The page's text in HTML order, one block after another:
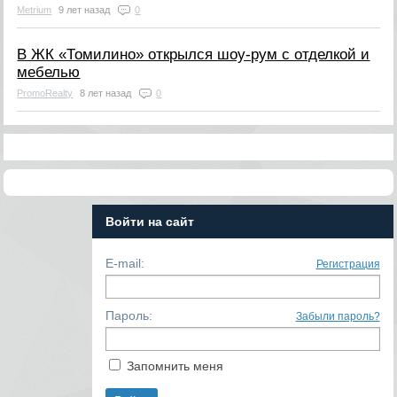
Metrium 9 лет назад 0
В ЖК «Томилино» открылся шоу-рум с отделкой и
мебелью
PromoRealty 8 лет назад 0
Войти на сайт
E-mail: Регистрация
Пароль: Забыли пароль?
Запомнить меня